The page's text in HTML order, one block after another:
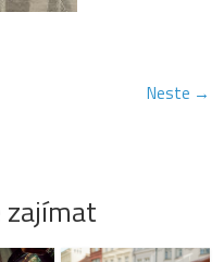
Neste →
zajímat